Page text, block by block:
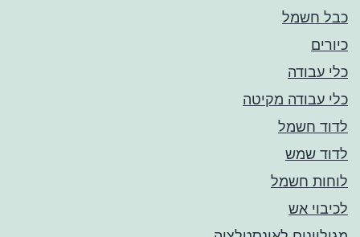
כבל חשמל
כיורים
כלי עבודה
כלי עבודה מקיטה
לדוד חשמל
לדוד שמש
לוחות חשמל
לכיבוי אש